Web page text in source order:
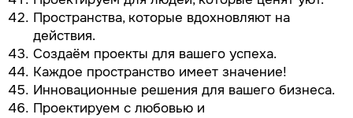
Пространства, которые вдохновляют на
действия.
Создаём проекты для вашего успеха.
Каждое пространство имеет значение!
Инновационные решения для вашего бизнеса.
Проектируем с любовью и